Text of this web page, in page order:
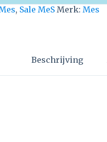
, Sale MeS Merk: Mes
Beschrijving